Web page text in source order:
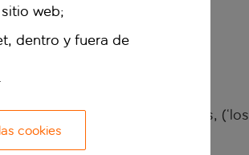
personales, haz clic en los
Reserva de easyJet holidays, (‘los
web;
dentro y fuera de
.
cookies